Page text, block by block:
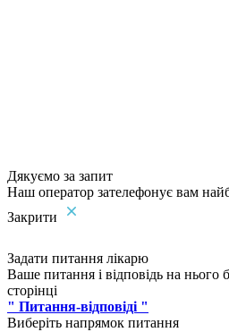
Дякуємо за запит
Наш оператор зателефонує вам
Закрити
Задати питання лікарю
Ваше питання і відповідь на нього
сторінці
" Питання-відповіді "
Виберіть напрямок питання